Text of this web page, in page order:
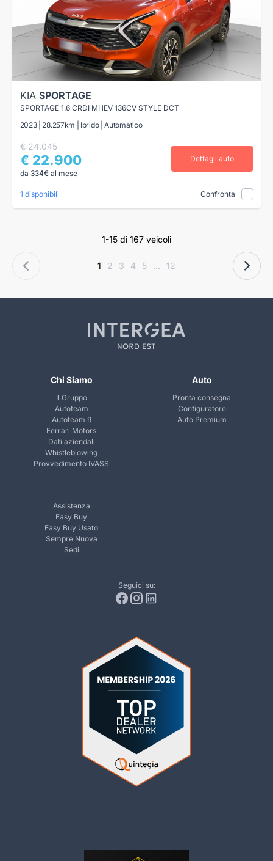
KIA SPORTAGE
SPORTAGE 1.6 CRDI MHEV 136CV STYLE DCT
2023 | 28.257km | Ibrido | Automatico
€ 24.045
€ 22.900
da 334€ al mese
Dettagli auto
1 disponibili Confronta
1-15 di 167 veicoli
1 2 3 4 5 ... 12
Chi Siamo
Il Gruppo
Autoteam
Autoteam 9
Ferrari Motors
Dati aziendali
Whistleblowing
Provvedimento IVASS
Auto
Pronta consegna
Configuratore
Auto Premium
Assistenza
Easy Buy
Easy Buy Usato
Sempre Nuova
Sedi
Seguici su: